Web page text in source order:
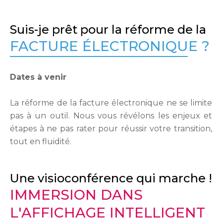
Suis-je prêt pour la réforme de la
FACTURE ÉLECTRONIQUE ?
Dates à venir
La réforme de la facture électronique ne se limite
pas à un outil. Nous vous révélons les enjeux et
étapes à ne pas rater pour réussir votre transition,
tout en fluidité.
Une visioconférence qui marche !
IMMERSION DANS
L'AFFICHAGE INTELLIGENT